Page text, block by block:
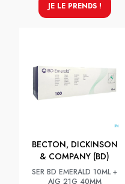
JE LE PRENDS !
BECTON, DICKINSON
& COMPANY (BD)
SER BD EMERALD 10ML +
AIG 21G 40MM